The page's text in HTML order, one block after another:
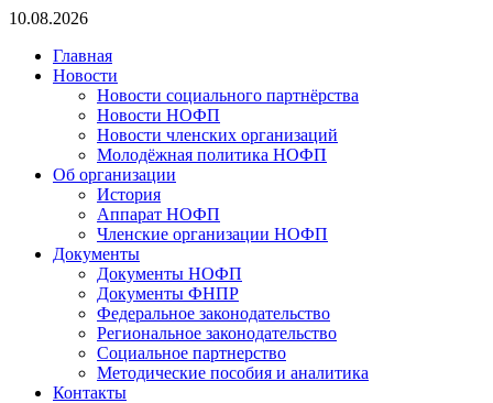
Перейти
содержимому
10.08.2026
Главная
Новости
Новости социального партнёрства
Новости НОФП
Новости членских организаций
Молодёжная политика НОФП
Об организации
История
Аппарат НОФП
Членские организации НОФП
Документы
Документы НОФП
Документы ФНПР
Федеральное законодательство
Региональное законодательство
Социальное партнерство
Методические пособия и аналитика
Контакты